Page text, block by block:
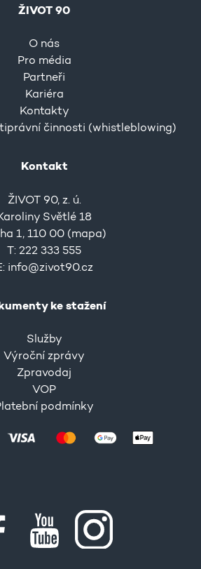
ŽIVOT 90
O nás
Pro média
Partneři
Kariéra
Kontakty
činnosti (whistleblowing)
Kontakt
ŽIVOT 90, z. ú.
Světlé 18
1, 110 00 (mapa)
T: 222 333 555
info@zivot90.cz
ke stažení
Služby
Výroční zprávy
Zpravodaj
VOP
podmínky